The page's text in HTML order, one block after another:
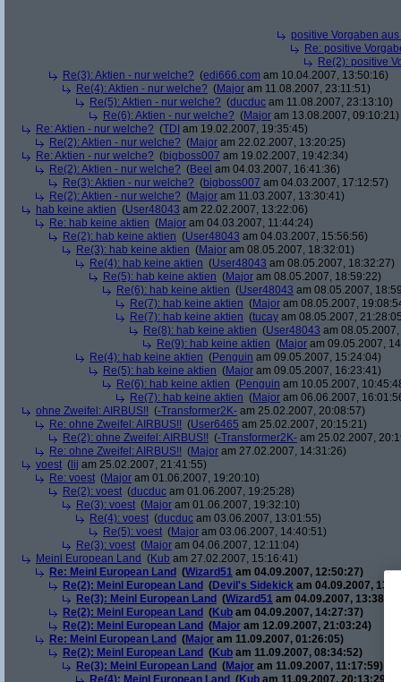
positive Vorgaben
Re: positive
Re(2): positive
Re(3): Aktien - nur welche? (edi666.com am 10.04.2007, 13:50:16)
Re(4): Aktien - nur welche? (Major am 11.08.2007, 23:11:51)
Re(5): Aktien - nur welche? (ducduc am 11.08.2007, 23:13:10)
Re(6): Aktien - nur welche? (Major am 13.08.2007, 09:10:21)
Re: Aktien - nur welche? (TDI am 19.02.2007, 19:35:45)
Re(2): Aktien - nur welche? (Major am 22.02.2007, 13:20:25)
Re: Aktien - nur welche? (bigboss007 am 19.02.2007, 19:42:34)
Re(2): Aktien - nur welche? (Beel am 04.03.2007, 16:41:36)
Re(3): Aktien - nur welche? (bigboss007 am 04.03.2007, 17:12:57)
Re(2): Aktien - nur welche? (Major am 11.03.2007, 13:30:41)
hab keine aktien (User48043 am 22.02.2007, 13:22:06)
Re: hab keine aktien (Major am 04.03.2007, 11:44:24)
Re(2): hab keine aktien (User48043 am 04.03.2007, 15:56:56)
Re(3): hab keine aktien (Major am 08.05.2007, 18:32:01)
Re(4): hab keine aktien (User48043 am 08.05.2007, 18:32:27)
Re(5): hab keine aktien (Major am 08.05.2007, 18:59:22)
Re(6): hab keine aktien (User48043 am 08.05.2007,
Re(7): hab keine aktien (Major am 08.05.2007,
Re(7): hab keine aktien (tucay am 08.05.2007,
Re(8): hab keine aktien (User48043 am
Re(9): hab keine aktien (Major am 09.05.2007,
Re(4): hab keine aktien (Penguin am 09.05.2007, 15:24:04)
Re(5): hab keine aktien (Major am 09.05.2007, 16:23:41)
Re(6): hab keine aktien (Penguin am 10.05.2007,
Re(7): hab keine aktien (Major am 06.06.2007,
ohne Zweifel: AIRBUS!! (-Transformer2K- am 25.02.2007, 20:08:57)
Re: ohne Zweifel: AIRBUS!! (User6465 am 25.02.2007, 20:15:21)
Re(2): ohne Zweifel: AIRBUS!! (-Transformer2K- am 25.02.2007,
Re: ohne Zweifel: AIRBUS!! (Major am 27.02.2007, 14:31:26)
voest ( lij am 25.02.2007, 21:41:55)
Re: voest (Major am 01.06.2007, 19:20:10)
Re(2): voest (ducduc am 01.06.2007, 19:25:28)
Re(3): voest (Major am 01.06.2007, 19:32:10)
Re(4): voest (ducduc am 03.06.2007, 13:01:55)
Re(5): voest (Major am 03.06.2007, 14:40:51)
Re(3): voest (Major am 04.06.2007, 12:11:04)
Meinl European Land (Kub am 27.02.2007, 15:16:41)
Re: Meinl European Land (Wizard51 am 04.09.2007, 12:50:27)
Re(2): Meinl European Land (Devil's Sidekick am 04.09.2007,
Re(3): Meinl European Land (Wizard51 am 04.09.2007,
Re(2): Meinl European Land (Kub am 04.09.2007, 14:27:37)
Re(2): Meinl European Land (Major am 12.09.2007, 21:03:24)
Re: Meinl European Land (Major am 11.09.2007, 01:26:05)
Re(2): Meinl European Land (Kub am 11.09.2007, 08:34:52)
Re(3): Meinl European Land (Major am 11.09.2007, 11:17:59)
Re(4): Meinl European Land (Kub am 11.09.2007, 20:13:29)